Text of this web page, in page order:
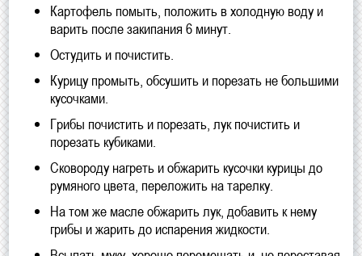
Картофель помыть, положить в холодную воду и
варить после закипания 6 минут.
Остудить и почистить.
Курицу промыть, обсушить и порезать не большими
кусочками.
Грибы почистить и порезать, лук почистить и
порезать кубиками.
Сковороду нагреть и обжарить кусочки курицы до
румяного цвета, переложить на тарелку.
На том же масле обжарить лук, добавить к нему
грибы и жарить до испарения жидкости.